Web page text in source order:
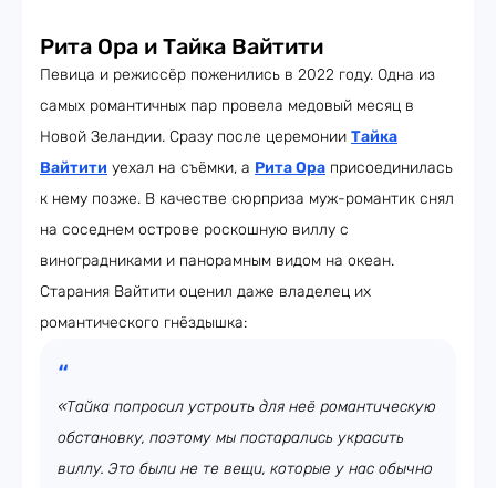
Рита Ора и Тайка Вайтити
Певица и режиссёр поженились в 2022 году. Одна из
самых романтичных пар провела медовый месяц в
Новой Зеландии. Сразу после церемонии Тайка
Вайтити уехал на съёмки, а Рита Ора присоединилась
к нему позже. В качестве сюрприза муж-романтик снял
на соседнем острове роскошную виллу с
виноградниками и панорамным видом на океан.
Старания Вайтити оценил даже владелец их
романтического гнёздышка:
«Тайка попросил устроить для неё романтическую
обстановку, поэтому мы постарались украсить
виллу. Это были не те вещи, которые у нас обычно